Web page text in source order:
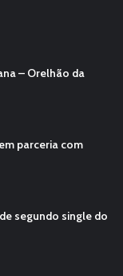
– Orelhão da
parceria com
segundo single do